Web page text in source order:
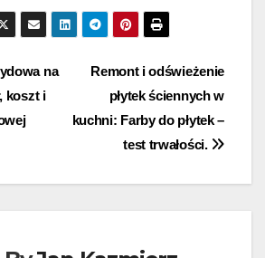
Remont i odświeżenie
płytek ściennych w
kuchni: Farby do płytek –
test trwałości.
na
koszt i